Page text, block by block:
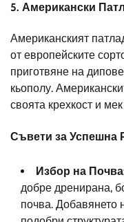
5. Американски
Американският
от европейските
приготвяне на
кьополу.
своята крехкост и мек
Съвети за Успешна
Избор на
добре дренирана,
почва. Добавянето